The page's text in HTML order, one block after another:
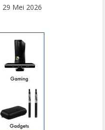
29 Mei 2026